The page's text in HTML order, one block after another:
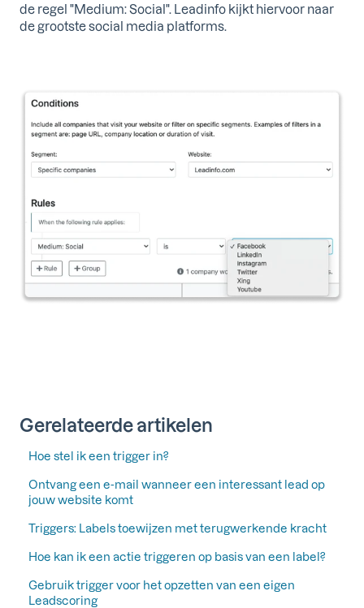
de regel "Medium: Social". Leadinfo kijkt hiervoor naar
de grootste social media platforms.
Gerelateerde artikelen
Hoe stel ik een trigger in?
Ontvang een e-mail wanneer een interessant lead op
jouw website komt
Triggers: Labels toewijzen met terugwerkende kracht
Hoe kan ik een actie triggeren op basis van een label?
Gebruik trigger voor het opzetten van een eigen
Leadscoring